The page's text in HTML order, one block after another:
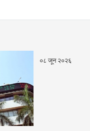
०८ जून २०२६